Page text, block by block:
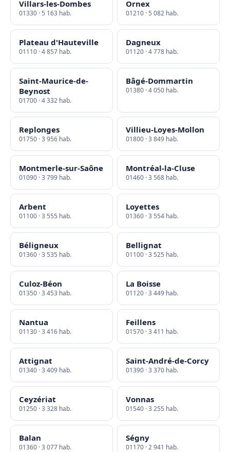
Villars-les-Dombes
01330 · 5 163 hab.
Ornex
01210 · 5 082 hab.
Plateau d'Hauteville
01110 · 4 857 hab.
Dagneux
01120 · 4 778 hab.
Saint-Maurice-de-
Beynost
01700 · 4 332 hab.
Bâgé-Dommartin
01380 · 4 050 hab.
Replonges
01750 · 3 956 hab.
Villieu-Loyes-Mollon
01800 · 3 849 hab.
Montmerle-sur-Saône
01090 · 3 799 hab.
Montréal-la-Cluse
01460 · 3 568 hab.
Arbent
01100 · 3 555 hab.
Loyettes
01360 · 3 554 hab.
Béligneux
01360 · 3 535 hab.
Bellignat
01100 · 3 525 hab.
Culoz-Béon
01350 · 3 453 hab.
La Boisse
01120 · 3 449 hab.
Nantua
01130 · 3 416 hab.
Feillens
01570 · 3 411 hab.
Attignat
01340 · 3 409 hab.
Saint-André-de-Corcy
01390 · 3 370 hab.
Ceyzériat
01250 · 3 328 hab.
Vonnas
01540 · 3 255 hab.
Balan
01360 · 3 077 hab.
Ségny
01170 · 2 941 hab.